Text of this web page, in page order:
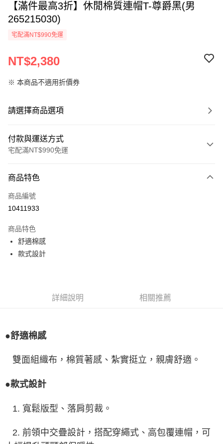
【滿件最高3折】休閒棉質連帽T-尊爵黑(男
265215030)
宅配滿NT$990免運
NT$2,380
※ 本商品不適用折價券
請選擇商品選項
付款與運送方式
宅配滿NT$990免運
信用卡一次付款
LINE Pay
悠遊付
Google Pay
宅配
每筆NT$80，滿NT$699(含以上)免運費
商品特色
商品編號
10411933
商品特色
舒適棉感
款式設計
詳細說明 相關推薦
●舒適棉感
雙面組織布，棉質著感、紮實挺立，親膚舒適。
●款式設計
1. 寬鬆版型、落肩剪裁。
2. 前領中交疊設計，搭配穿繩式、高包覆連帽，可